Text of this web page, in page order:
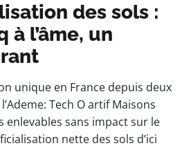
des sols :
à l’âme, un
unique en France depuis deux
Tech O artif Maisons
enlevables sans impact sur le
nette des sols d’ici